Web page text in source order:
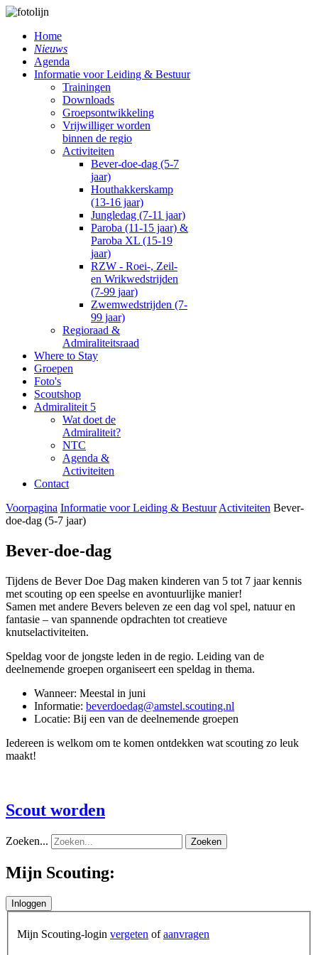
Home
Nieuws
Agenda
Informatie voor Leiding & Bestuur
Trainingen
Downloads
Groepsontwikkeling
Vrijwilliger worden
binnen de regio
Activiteiten
Bever-doe-dag (5-7
jaar)
Houthakkerskamp
(13-16 jaar)
Jungledag (7-11 jaar)
Paroba (11-15 jaar) &
Paroba XL (15-19
jaar)
RZW - Roei-, Zeil-
en Wrikwedstrijden
(7-99 jaar)
Zwemwedstrijden (7-
99 jaar)
Regioraad &
Admiraliteitsraad
Where to Stay
Groepen
Foto's
Scoutshop
Admiraliteit 5
Wat doet de
Admiraliteit?
NTC
Agenda &
Activiteiten
Contact
Voorpagina Informatie voor Leiding & Bestuur Activiteiten Bever-
doe-dag (5-7 jaar)
Bever-doe-dag
Tijdens de Bever Doe Dag maken kinderen van 5 tot 7 jaar kennis
met scouting op een speelse en avontuurlijke manier!
Samen met andere Bevers beleven ze een dag vol spel, natuur en
fantasie – van spannende opdrachten tot creatieve
knutselactiviteiten.
Speldag voor de jongste leden in de regio. Leiding van de
deelnemende groepen organiseert een speldag in thema.
Wanneer: Meestal in juni
Informatie: beverdoedag@amstel.scouting.nl
Locatie: Bij een van de deelnemende groepen
Iedereen is welkom om te komen ontdekken wat scouting zo leuk
maakt!
Scout worden
Zoeken... Zoeken
Mijn Scouting:
Mijn Scouting-login vergeten ofaanvragen